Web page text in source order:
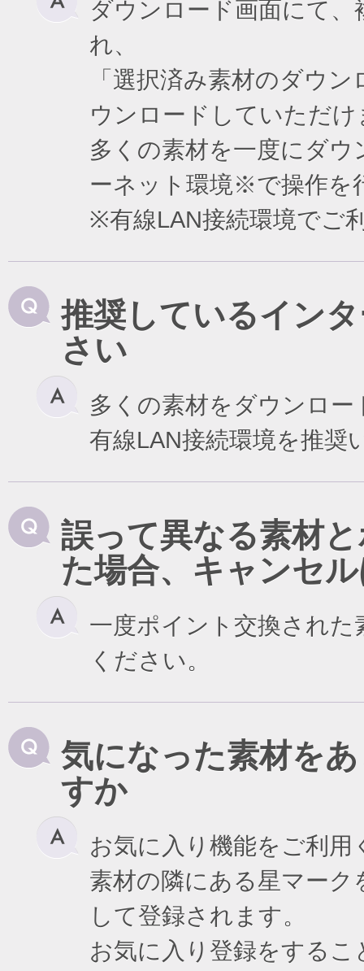
ダウンロード画面にて
れ、
「選択済み素材のダウ
ウンロードしていただけ
多くの素材を一度にダ
ーネット環境※で操作を
※有線LAN接続環境でご
推奨しているイン
さい
多くの素材をダウンロ
有線LAN接続環境を推奨
誤って異なる素材
た場合、キャンセ
一度ポイント交換され
ください。
気になった素材を
すか
お気に入り機能をご利用
素材の隣にある星マー
して登録されます。
お気に入り登録をする